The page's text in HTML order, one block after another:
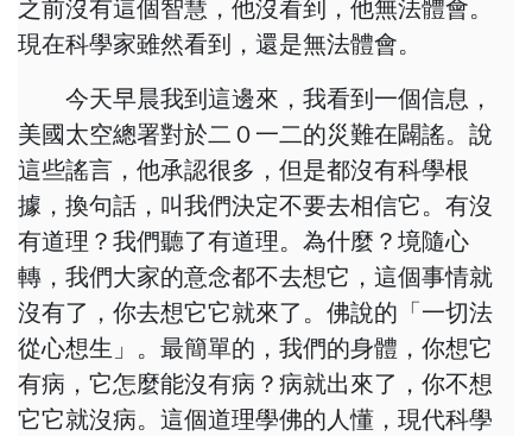
之前沒有這個智慧，他沒看到，他無法體會。
現在科學家雖然看到，還是無法體會。
今天早晨我到這邊來，我看到一個信息，
美國太空總署對於二０一二的災難在闢謠。說
這些謠言，他承認很多，但是都沒有科學根
據，換句話，叫我們決定不要去相信它。有沒
有道理？我們聽了有道理。為什麼？境隨心
轉，我們大家的意念都不去想它，這個事情就
沒有了，你去想它它就來了。佛說的「一切法
從心想生」。最簡單的，我們的身體，你想它
有病，它怎麼能沒有病？病就出來了，你不想
它它就沒病。這個道理學佛的人懂，現代科學